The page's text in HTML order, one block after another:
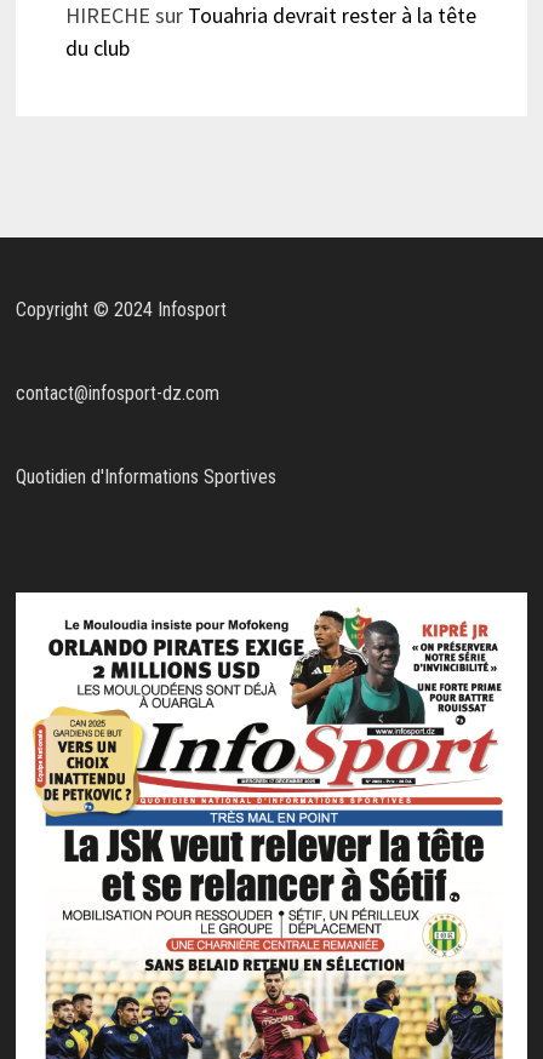
HIRECHE sur Touahria devrait rester à la tête
du club
Copyright © 2024 Infosport
contact@infosport-dz.com
Quotidien d'Informations Sportives